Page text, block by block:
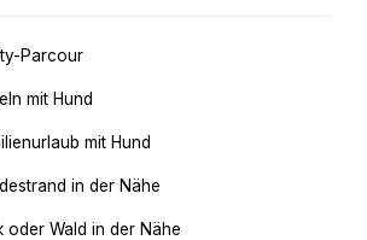
Parcour
mit Hund
mit Hund
in der Nähe
oder Wald in der Nähe